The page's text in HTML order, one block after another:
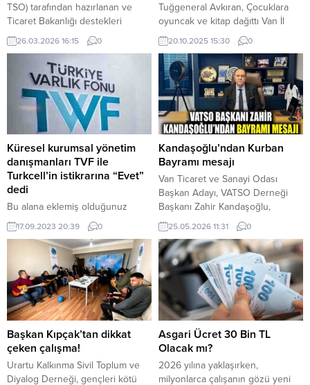
TSO) tarafından hazırlanan ve
Ticaret Bakanlığı destekleri
kapsamında yürütülen
Uluslararası Rekabetçiliğin
Geliştirilmesi (UR-GE) Projesi
kabul edildi. 26 Firmanın yer
alacağı kümelenme projesi
kapsamında firmalar devlet
desteklerinden daha etkin
faydalanabilecek, pazarlama
kapasiteleri geliştirebilecek ve
ihracat potansiyellerini
arttırabilecek. Projenin kabul
edilmesi ile ilgili bir açıklama
yapan...
26.03.2026 16:15 0
Tuğgeneral Avkıran, Çocuklara
oyuncak ve kitap dağıttı Van İl
Jandarma Komutanı Tuğgeneral
Mücahit Avkıran, 35 yıl önce
Edremit İlçesi Bakımlı
Mahallesi’nde görev yaptığı
dönemde birlikte çalıştığı merhum
Muhtar Şerif Kıyak’ın ailesini
ziyaret etti. Van İl Jandarma
Komutanı Tuğgeneral Mücahit
Avkıran, Bakımlı Mahallesi’ne
gerçekleştirdiği ziyarette merhum
muhtarın...
20.10.2025 15:30 0
Küresel kurumsal yönetim
danışmanları TVF ile
Turkcell’in istikrarına “Evet”
dedi
Bu alana eklemiş olduğunuz
haberle ilgili kısa bir özet bilgisi
ekleyebilirsiniz. Bu metin yazı
düzenleme sayfasında “Özet”
bölümünden eklenebilir. Özet
eklenmişse başlık altında kalın
olarak bu şekilde gösterilir,
eklenmemişse bu alan boş kalır.
17.09.2023 20:39 0
Kandaşoğlu’ndan Kurban
Bayramı mesajı
Van Ticaret ve Sanayi Odası
Başkan Adayı, VATSO Derneği
Başkanı Zahir Kandaşoğlu,
Kurban Bayramı dolayısıyla
yayımladığı mesajında birlik,
beraberlik ve dayanışma vurgusu
yaptı. Van Ticaret ve Sanayi Odası
Başkan Adayı, VATSO Derneği
Başkanı Zahir Kandaşoğlu
mesajında, bayramların toplumsal
dayanışmanın güçlendiği,
kardeşlik duygularının pekiştiği
özel günler olduğunu belirterek,
“Kurban Bayramı; paylaşmanın,...
25.05.2026 11:31 0
Başkan Kıpçak’tan dikkat
çeken çalışma!
Urartu Kalkınma Sivil Toplum ve
Diyalog Derneği, gençleri kötü
Asgari Ücret 30 Bin TL
Olacak mı?
2026 yılına yaklaşırken,
milyonlarca çalışanın gözü yeni